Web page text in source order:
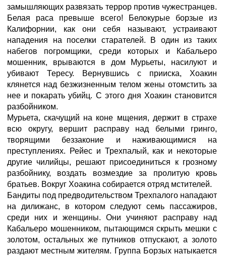
замышляющих развязать террор против чужестранцев.
Белая раса превыше всего! Белокурые борзые из
Калифорнии, как они себя называют, устраивают
нападения на поселки старателей. В один из таких
набегов погромщики, среди которых и Кабальеро
мошенник, врываются в дом Мурьеты, насилуют и
убивают Тересу. Вернувшись с прииска, Хоакин
клянется над безжизненным телом жены отомстить за
нее и покарать убийц. С этого дня Хоакин становится
разбойником.
Мурьета, скачущий на коне мщения, держит в страхе
всю округу, вершит расправу над белыми гринго,
творящими беззаконие и наживающимися на
преступлениях. Рейес и Трехпалый, как и некоторые
другие чилийцы, решают присоединиться к грозному
разбойнику, воздать возмездие за пролитую кровь
братьев. Вокруг Хоакина собирается отряд мстителей.
Бандиты под предводительством Трехпалого нападают
на дилижанс, в котором следуют семь пассажиров,
среди них и женщины. Они учиняют расправу над
Кабальеро мошенником, пытающимся скрыть мешки с
золотом, остальных же путников отпускают, а золото
раздают местным жителям. Группа Борзых натыкается